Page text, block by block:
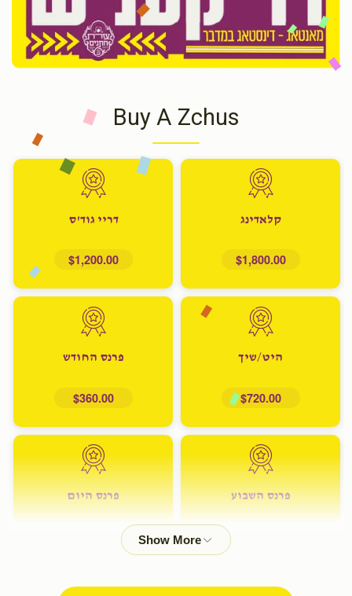
Buy A Zchus
קלאדינג
$1,800.00
דריי גוד'ס
$1,200.00
היט/שיך
$720.00
פרנס החודש
$360.00
פרנס השבוע פרנס היום